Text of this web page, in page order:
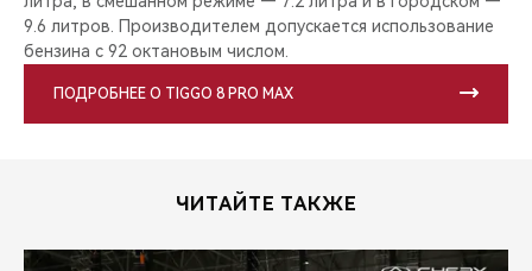
9.6 литров. Производителем допускается использование
бензина с 92 октановым числом.
ПОДРОБНЕЕ О TIGGO 8 PRO MAX
ЧИТАЙТЕ ТАКЖЕ